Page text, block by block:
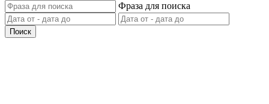
Фраза для поиска
Поиск